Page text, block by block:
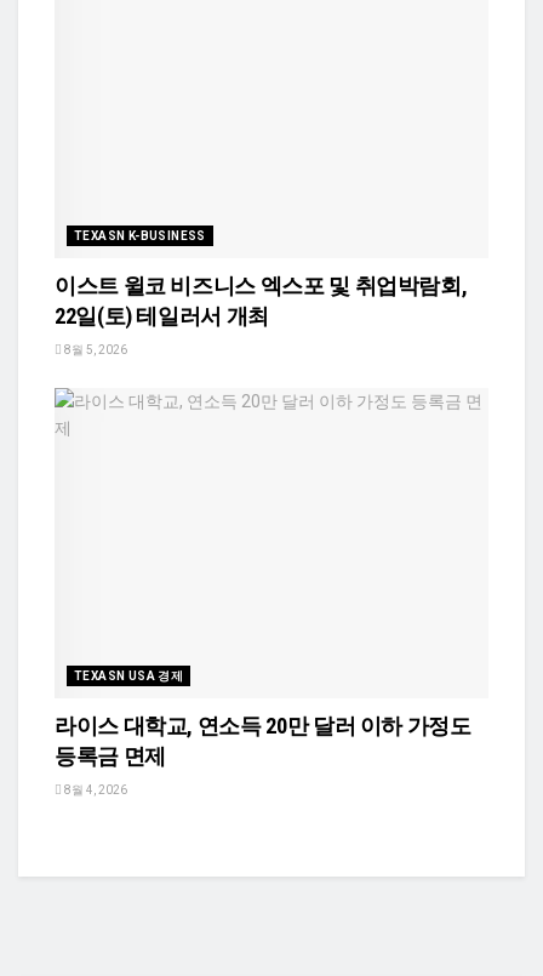
TEXASN K-BUSINESS
이스트 윌코 비즈니스 엑스포 및 취업박람회,
22일(토) 테일러서 개최
8월 5, 2026
TEXASN USA 경제
라이스 대학교, 연소득 20만 달러 이하 가정도
등록금 면제
8월 4, 2026